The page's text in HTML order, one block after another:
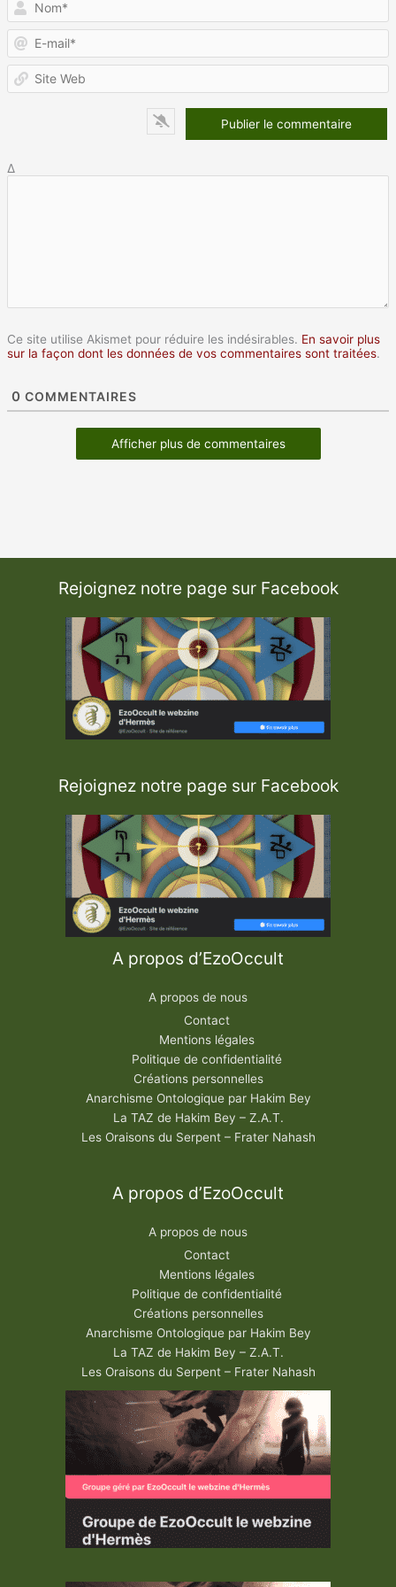
Δ
Ce site utilise Akismet pour réduire les indésirables. En savoir plus
sur la façon dont les données de vos commentaires sont traitées.
0 COMMENTAIRES
Afficher plus de commentaires
Rejoignez notre page sur Facebook
Rejoignez notre page sur Facebook
A propos d’EzoOccult
A propos de nous
Contact
Mentions légales
Politique de confidentialité
Créations personnelles
Anarchisme Ontologique par Hakim Bey
La TAZ de Hakim Bey – Z.A.T.
Les Oraisons du Serpent – Frater Nahash
A propos d’EzoOccult
A propos de nous
Contact
Mentions légales
Politique de confidentialité
Créations personnelles
Anarchisme Ontologique par Hakim Bey
La TAZ de Hakim Bey – Z.A.T.
Les Oraisons du Serpent – Frater Nahash